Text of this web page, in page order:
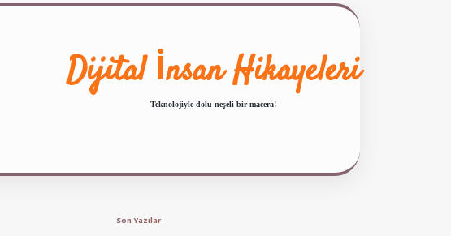
Dijital İnsan Hikayeleri
Teknolojiyle dolu neşeli bir macera!
Son Yazılar